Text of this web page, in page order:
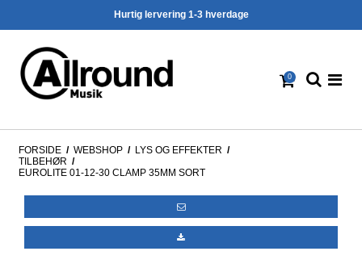
Hurtig lervering 1-3 hverdage
0
FORSIDE / WEBSHOP / LYS OG EFFEKTER /
TILBEHØR /
EUROLITE 01-12-30 CLAMP 35MM SORT